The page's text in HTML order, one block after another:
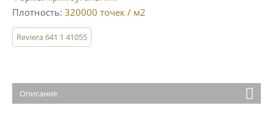
Плотность 320000 точек / м2
Reviera 641 1 41055
Описание